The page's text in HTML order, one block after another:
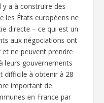
y a à construire des
les États européens ne
directe – ce qui est un
aux négociations ont
ne peuvent prendre
leurs gouvernements
difficile à obtenir à 28
important de
en France par